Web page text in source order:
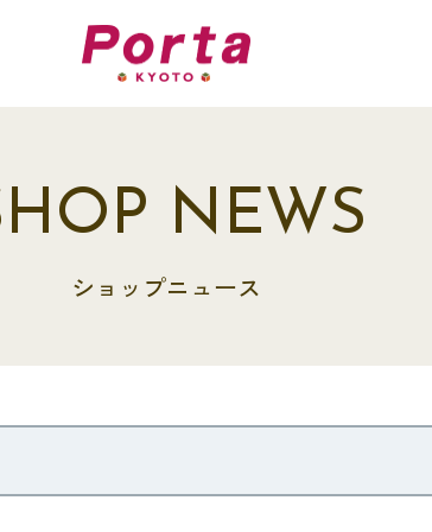
NEWS
ショップニュース